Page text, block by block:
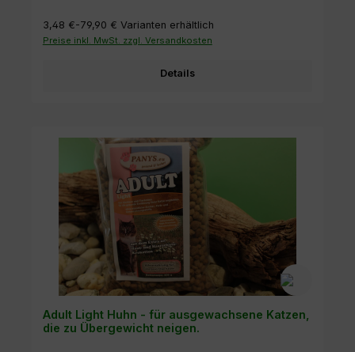
3,48 €-79,90 € Varianten erhältlich
Preise inkl. MwSt. zzgl. Versandkosten
Details
Adult Light Huhn - für ausgewachsene Katzen,
die zu Übergewicht neigen.